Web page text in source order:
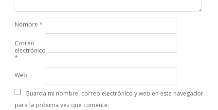
Nombre *
Correo
electrónico
*
Web
Guarda mi nombre, correo electrónico y web en este navegador
para la próxima vez que comente.